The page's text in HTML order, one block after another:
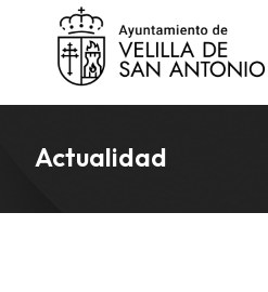
Actualidad